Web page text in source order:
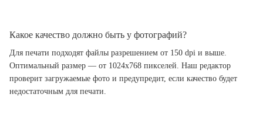
Какое качество должно быть у фотографий?
Для печати подходят файлы разрешением от 150 dpi и выше.
Оптимальный размер — от 1024x768 пикселей. Наш редактор
проверит загружаемые фото и предупредит, если качество будет
недостаточным для печати.